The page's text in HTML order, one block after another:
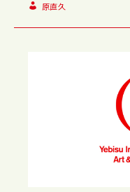
原直久